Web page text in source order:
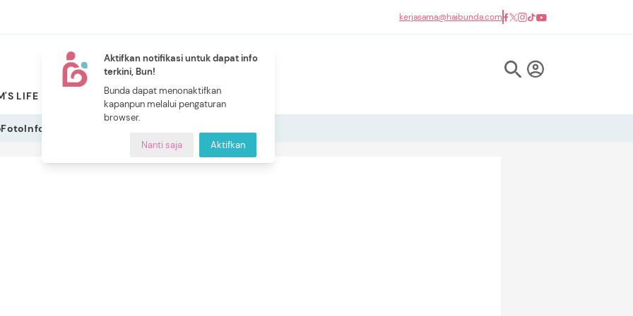
Aktifkan notifikasi untuk dapat info
terkini, Bun!
Bunda dapat menonaktifkan
kapanpun melalui pengaturan
browser.
Nanti saja Aktifkan
kerjasama@haibunda.com
LIFE PILIHAN BUNDA
NEW
CERITA BUNDA
FotoInfografis